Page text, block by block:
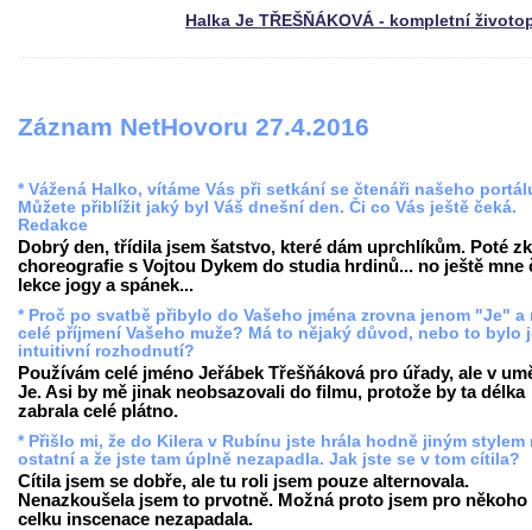
Halka Je TŘEŠŇÁKOVÁ - kompletní
Záznam NetHovoru 27.4.2016
* Vážená Halko, vítáme Vás při setkání se čtenáři našeho
Můžete přiblížit jaký byl Váš dnešní den. Či co Vás ještě čeká.
Redakce
Dobrý den, třídila jsem šatstvo, které dám uprchlíkům. Poté
choreografie s Vojtou Dykem do studia hrdinů... no ještě mne
lekce jogy a spánek...
* Proč po svatbě přibylo do Vašeho jména zrovna jenom "Je" a
celé příjmení Vašeho muže? Má to nějaký důvod, nebo to bylo
intuitivní rozhodnutí?
Používám celé jméno Jeřábek Třešňáková pro úřady, ale v
Je. Asi by mě jinak neobsazovali do filmu, protože by ta délka
zabrala celé plátno.
* Přišlo mi, že do Kilera v Rubínu jste hrála hodně jiným stylem
ostatní a že jste tam úplně nezapadla. Jak jste se v tom cítila?
Cítila jsem se dobře, ale tu roli jsem pouze alternovala.
Nenazkoušela jsem to prvotně. Možná proto jsem pro někoho
celku inscenace nezapadala.